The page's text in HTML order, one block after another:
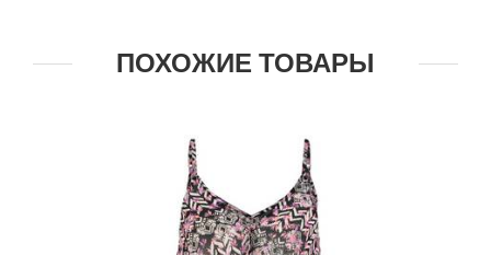
ПОХОЖИЕ ТОВАРЫ